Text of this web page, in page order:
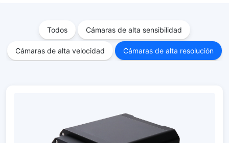
Todos Cámaras de alta sensibilidad
Cámaras de alta velocidad Cámaras de alta resolución